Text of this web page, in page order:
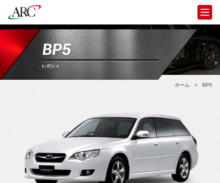
BP5
レガシィ
ホーム > BP5